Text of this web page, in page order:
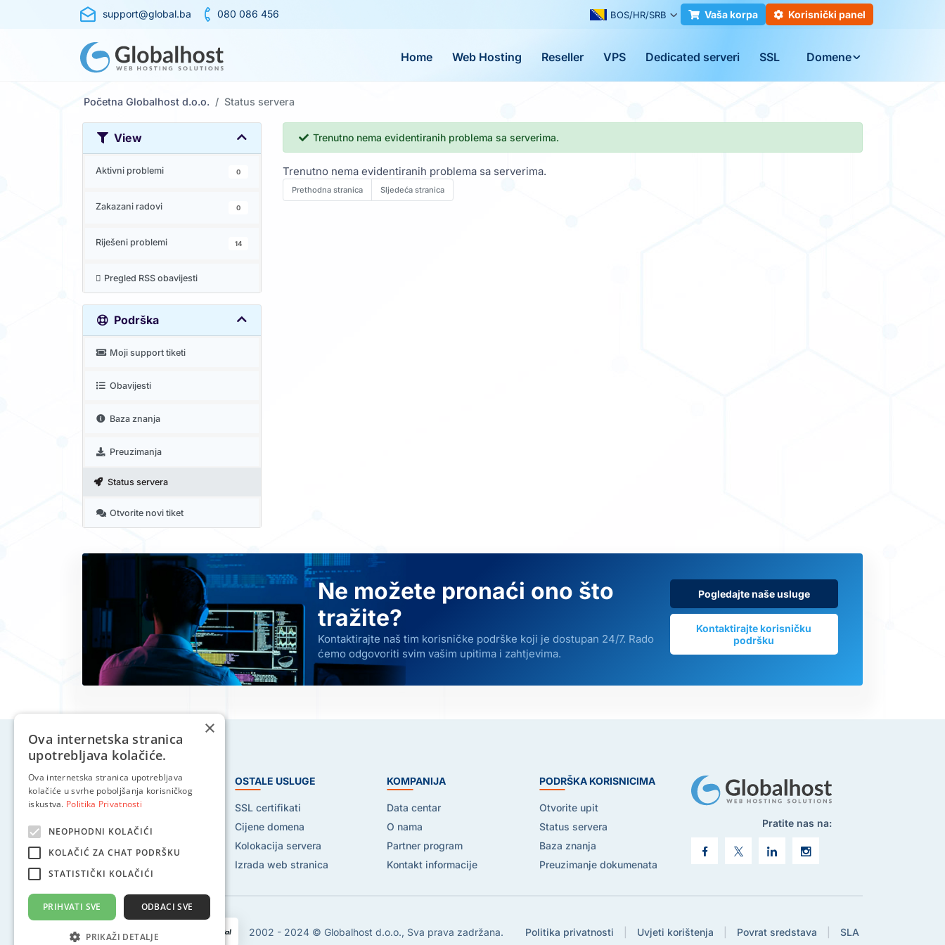
support@global.ba 080 086 456 BOS/HR/SRB Vaša korpa Korisnički panel
Home Web Hosting Reseller VPS Dedicated serveri SSL Domene
Početna Globalhost d.o.o. Status servera
View
Aktivni problemi 0
Zakazani radovi 0
Riješeni problemi 14
Pregled RSS obavijesti
Podrška
Moji support tiketi
Obavijesti
Baza znanja
Preuzimanja
Status servera
Otvorite novi tiket
Trenutno nema evidentiranih problema sa serverima.
Trenutno nema evidentiranih problema sa serverima.
Prethodna stranica Sljedeća stranica
Ne možete pronaći ono što
tražite?
Kontaktirajte naš tim korisničke podrške koji je dostupan 24/7. Rado
ćemo odgovoriti svim vašim upitima i zahtjevima.
Pogledajte naše usluge
Kontaktirajte korisničku
podršku
HOSTING USLUGE
Web hosting
Reseller hosting
VPS hosting
OSTALE USLUGE
SSL certifikati
Cijene domena
Kolokacija servera
Izrada web stranica
KOMPANIJA
Data centar
O nama
Partner program
Kontakt informacije
PODRŠKA KORISNICIMA
Otvorite upit
Status servera
Baza znanja
Preuzimanje dokumenata
Pratite nas na:
2002 - 2024 © Globalhost d.o.o., Sva prava zadržana. Politika privatnosti Uvjeti korištenja Povrat sredstava SLA
×
Ova internetska stranica
upotrebljava kolačiće.
Ova internetska stranica upotrebljava
kolačiće u svrhe poboljšanja korisničkog
iskustva. Politika Privatnosti
NEOPHODNI KOLAČIĆI
KOLAČIĆ ZA CHAT PODRŠKU
STATISTIČKI KOLAČIĆI
PRIHVATI SVE ODBACI SVE
PRIKAŽI DETALJE